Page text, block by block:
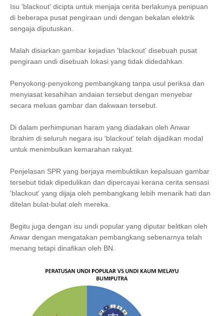
Isu 'blackout' dicipta untuk menjaja cerita berlakunya penipuan
di beberapa pusat pengiraan undi dengan bekalan elektrik
sengaja diputuskan.
Malah disiarkan gambar kejadian 'blackout' disebuah pusat
pengiraan undi disebuah lokasi yang tidak didedahkan.
Penyokong-penyokong pembangkang tanpa usul periksa dan
menyiasat kesahihan andaian tersebut dengan menyebar
secara meluas gambar dan dakwaan tersebut.
Di dalam perhimpunan haram yang diadakan oleh Anwar
Ibrahim di seluruh negara isu 'blackout' telah dijadikan modal
untuk menimbulkan kemarahan rakyat.
Penjelasan SPR yang berjaya membuktikan kepalsuan gambar
tersebut tidak dipedulikan dan dipercayai kerana cerita sensasi
'blackout' yang dijaja oleh pembangkang lebih menarik hati dan
ditelan bulat-bulat oleh mereka.
Begitu juga dengan isu undi popular yang diputar belitkan oleh
Anwar dengan mengatakan pembangkang sebenarnya telah
menang tetapi dinafikan oleh BN.